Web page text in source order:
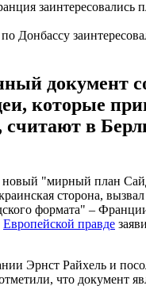
Донбассу
документ
которые
считают в
"мирный план
сторона,
формата" –
Европейской правде
Эрнст Райхель и
что документ